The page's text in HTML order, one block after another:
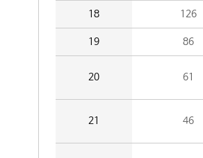
18 126
19 86
20 61
21 46